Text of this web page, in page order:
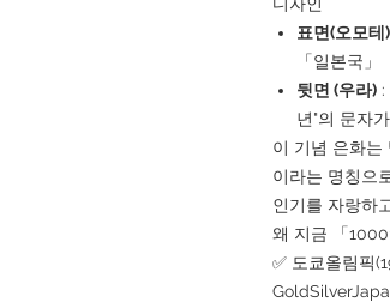
표면(오모테)
「일본국」
뒷면 (우라)
년"의 문자
이 기념 은화는
이라는 명칭으
인기를 자랑하
왜 지금 「
✅ 도쿄올림픽